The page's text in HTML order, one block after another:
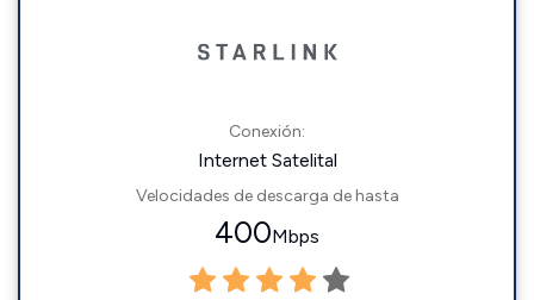
Conexión:
Internet Satelital
Velocidades de descarga de hasta
400Mbps